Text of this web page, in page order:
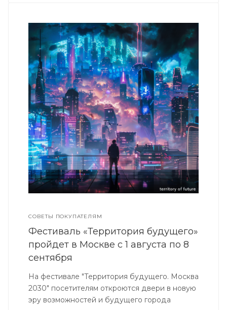
СОВЕТЫ ПОКУПАТЕЛЯМ
Фестиваль «Территория будущего»
пройдет в Москве с 1 августа по 8
сентября
На фестивале "Территория будущего. Москва
2030" посетителям откроются двери в новую
эру возможностей и будущего города